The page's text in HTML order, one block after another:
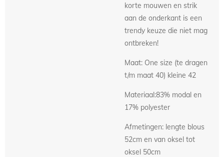
korte mouwen en strik
aan de onderkant is een
trendy keuze die niet mag
ontbreken!
Maat: One size (te dragen
t/m maat 40) kleine 42
Materiaal:83% modal en
17% polyester
Afmetingen: lengte blous
52cm en van oksel tot
oksel 50cm